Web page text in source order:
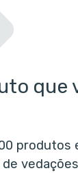
que
produtos
vedações